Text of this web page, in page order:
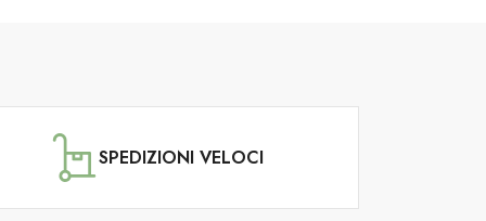
SPEDIZIONI VELOCI